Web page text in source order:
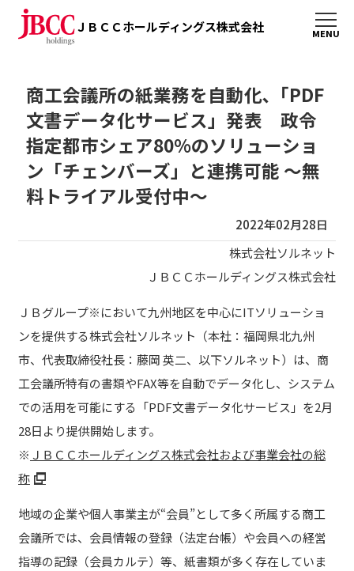
ＪＢＣＣホールディングス株式会社
商工会議所の紙業務を自動化､「PDF
文書データ化サービス」発表 政令
指定都市シェア80%のソリューショ
ン「チェンバーズ」と連携可能 ～無
料トライアル受付中～
2022年02月28日
株式会社ソルネット
ＪＢＣＣホールディングス株式会社
ＪＢグループ※において九州地区を中心にITソリューショ
ンを提供する株式会社ソルネット（本社：福岡県北九州
市、代表取締役社長：藤岡 英二、以下ソルネット）は、商
工会議所特有の書類やFAX等を自動でデータ化し、システム
での活用を可能にする「PDF文書データ化サービス」を2月
28日より提供開始します。
※ ＪＢＣＣホールディングス株式会社および事業会社の総
称
地域の企業や個人事業主が“会員”として多く所属する商工
会議所では、会員情報の登録（法定台帳）や会員への経営
指導の記録（会員カルテ）等、紙書類が多く存在していま